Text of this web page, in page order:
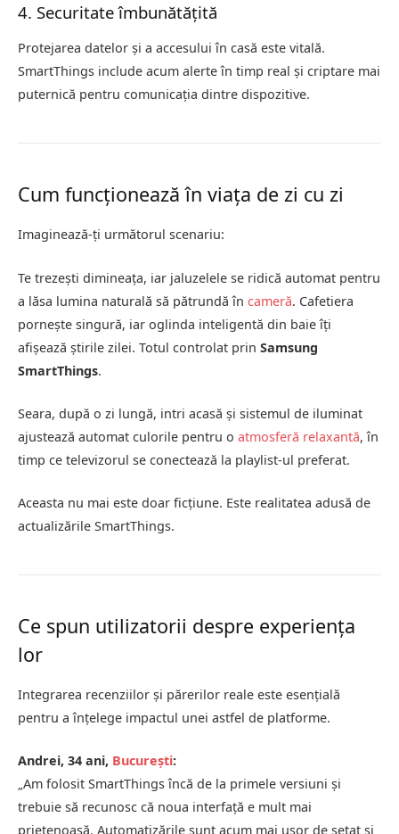
4. Securitate îmbunătățită
Protejarea datelor și a accesului în casă este vitală.
SmartThings include acum alerte în timp real și criptare mai
puternică pentru comunicația dintre dispozitive.
Cum funcționează în viața de zi cu zi
Imaginează-ți următorul scenariu:
Te trezești dimineața, iar jaluzelele se ridică automat pentru
a lăsa lumina naturală să pătrundă în cameră. Cafetiera
pornește singură, iar oglinda inteligentă din baie îți
afișează știrile zilei. Totul controlat prin Samsung
SmartThings.
Seara, după o zi lungă, intri acasă și sistemul de iluminat
ajustează automat culorile pentru o atmosferă relaxantă, în
timp ce televizorul se conectează la playlist-ul preferat.
Aceasta nu mai este doar ficțiune. Este realitatea adusă de
actualizările SmartThings.
Ce spun utilizatorii despre experiența
lor
Integrarea recenziilor și părerilor reale este esențială
pentru a înțelege impactul unei astfel de platforme.
Andrei, 34 ani, București:
„Am folosit SmartThings încă de la primele versiuni și
trebuie să recunosc că noua interfață e mult mai
prietenoasă. Automatizările sunt acum mai ușor de setat și